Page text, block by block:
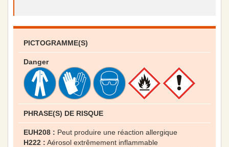
PICTOGRAMME(S)
Danger
PHRASE(S) DE RISQUE
EUH208 : Peut produire une réaction allergique
H222 : Aérosol extrêmement inflammable